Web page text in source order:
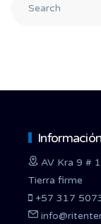
AV Kra 9 #
Tierra firme
+57 317